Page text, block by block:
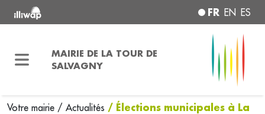
FR EN ES
MAIRIE DE LA TOUR DE
SALVAGNY
Votre mairie / Actualités / Élections municipales à La